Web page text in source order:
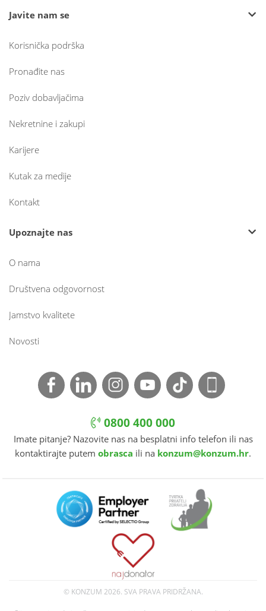
Javite nam se
Korisnička podrška
Pronađite nas
Poziv dobavljačima
Nekretnine i zakupi
Karijere
Kutak za medije
Kontakt
Upoznajte nas
O nama
Društvena odgovornost
Jamstvo kvalitete
Novosti
0800 400 000
Imate pitanje? Nazovite nas na besplatni info telefon ili nas
kontaktirajte putem obrasca ili na konzum@konzum.hr.
© KONZUM 2026. SVA PRAVA PRIDRŽANA.